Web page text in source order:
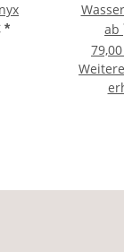
*
ab